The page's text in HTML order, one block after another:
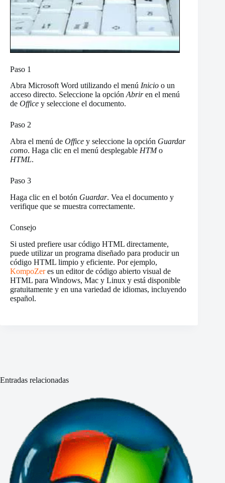
Paso 1
Abra Microsoft Word utilizando el menú Inicio o un
acceso directo. Seleccione la opción Abriren el menú
de Office y seleccione el documento.
Paso 2
Abra el menú de Office y seleccione la opción Guardar
como. Haga clic en el menú desplegable HTMo
HTML.
Paso 3
Haga clic en el botón Guardar. Vea el documento y
verifique que se muestra correctamente.
Consejo
Si usted prefiere usar código HTML directamente,
puede utilizar un programa diseñado para producir un
código HTML limpio y eficiente. Por ejemplo,
KompoZeres un editor de código abierto visual de
HTML para Windows, Mac y Linux y está disponible
gratuitamente y en una variedad de idiomas, incluyendo
español.
Entradas relacionadas